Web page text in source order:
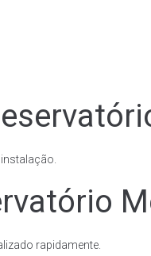
rapidamente.